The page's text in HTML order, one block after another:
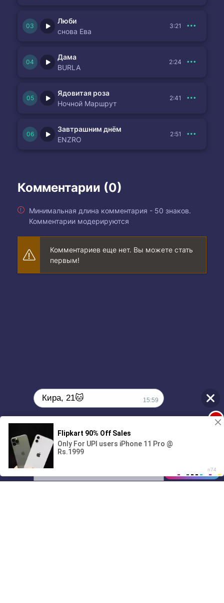
Люби
снова Ева
3:21
Дама
BURLA
2:24
Ядовитая роза
Ночной Маршрут
2:41
Завтрашним днём
ENZRO
2:51
Комментарии (0)
Минимальная длина комментария - 50 знаков.
Комментарии модерируются
Комментариев еще нет. Вы можете стать
первым!
01/07
00:00
Кира, 21🐱 15:59
Поиграешь со мной? 💖🐾
1